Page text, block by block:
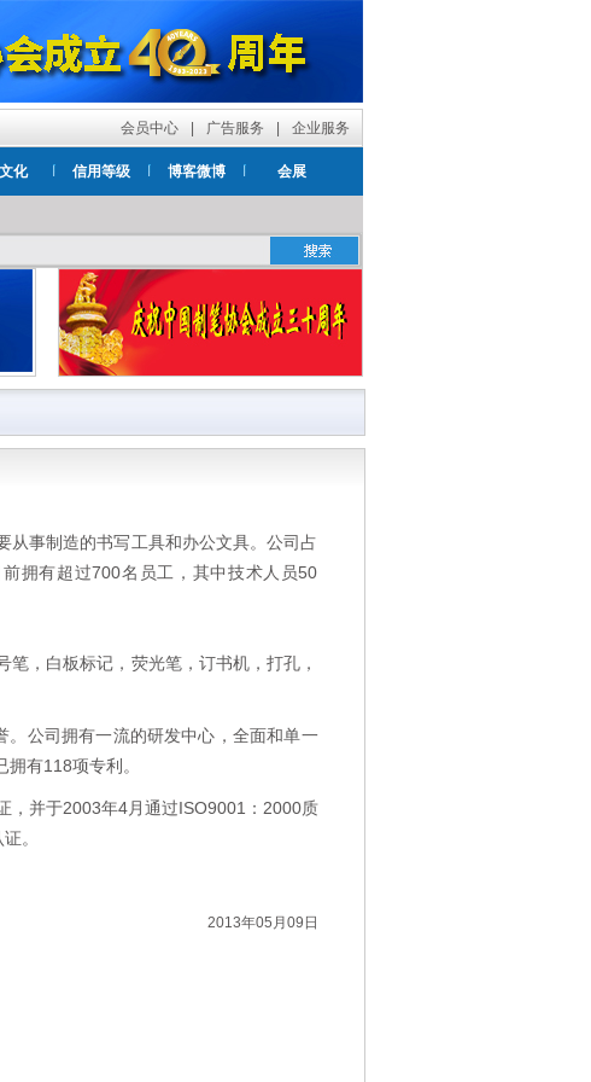
会员中心 广告服务 企业服务
化 信用等级 博客微博 会展
从事制造的书写工具和办公文具。公司占
拥有超过700名员工，其中技术人员50
，白板标记，荧光笔，订书机，打孔，
。公司拥有一流的研发中心，全面和单一
有118项专利。
，并于2003年4月通过ISO9001：2000质
。
2013年05月09日